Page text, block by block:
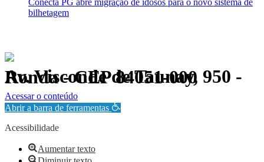
bilhetagem
Av. Visconde de Taunay, 950 - Ronda - CEP 84051-000
Política de Privacidade.
Acessar o conteúdo
Abrir a barra de ferramentas
Acessibilidade
Aumentar texto